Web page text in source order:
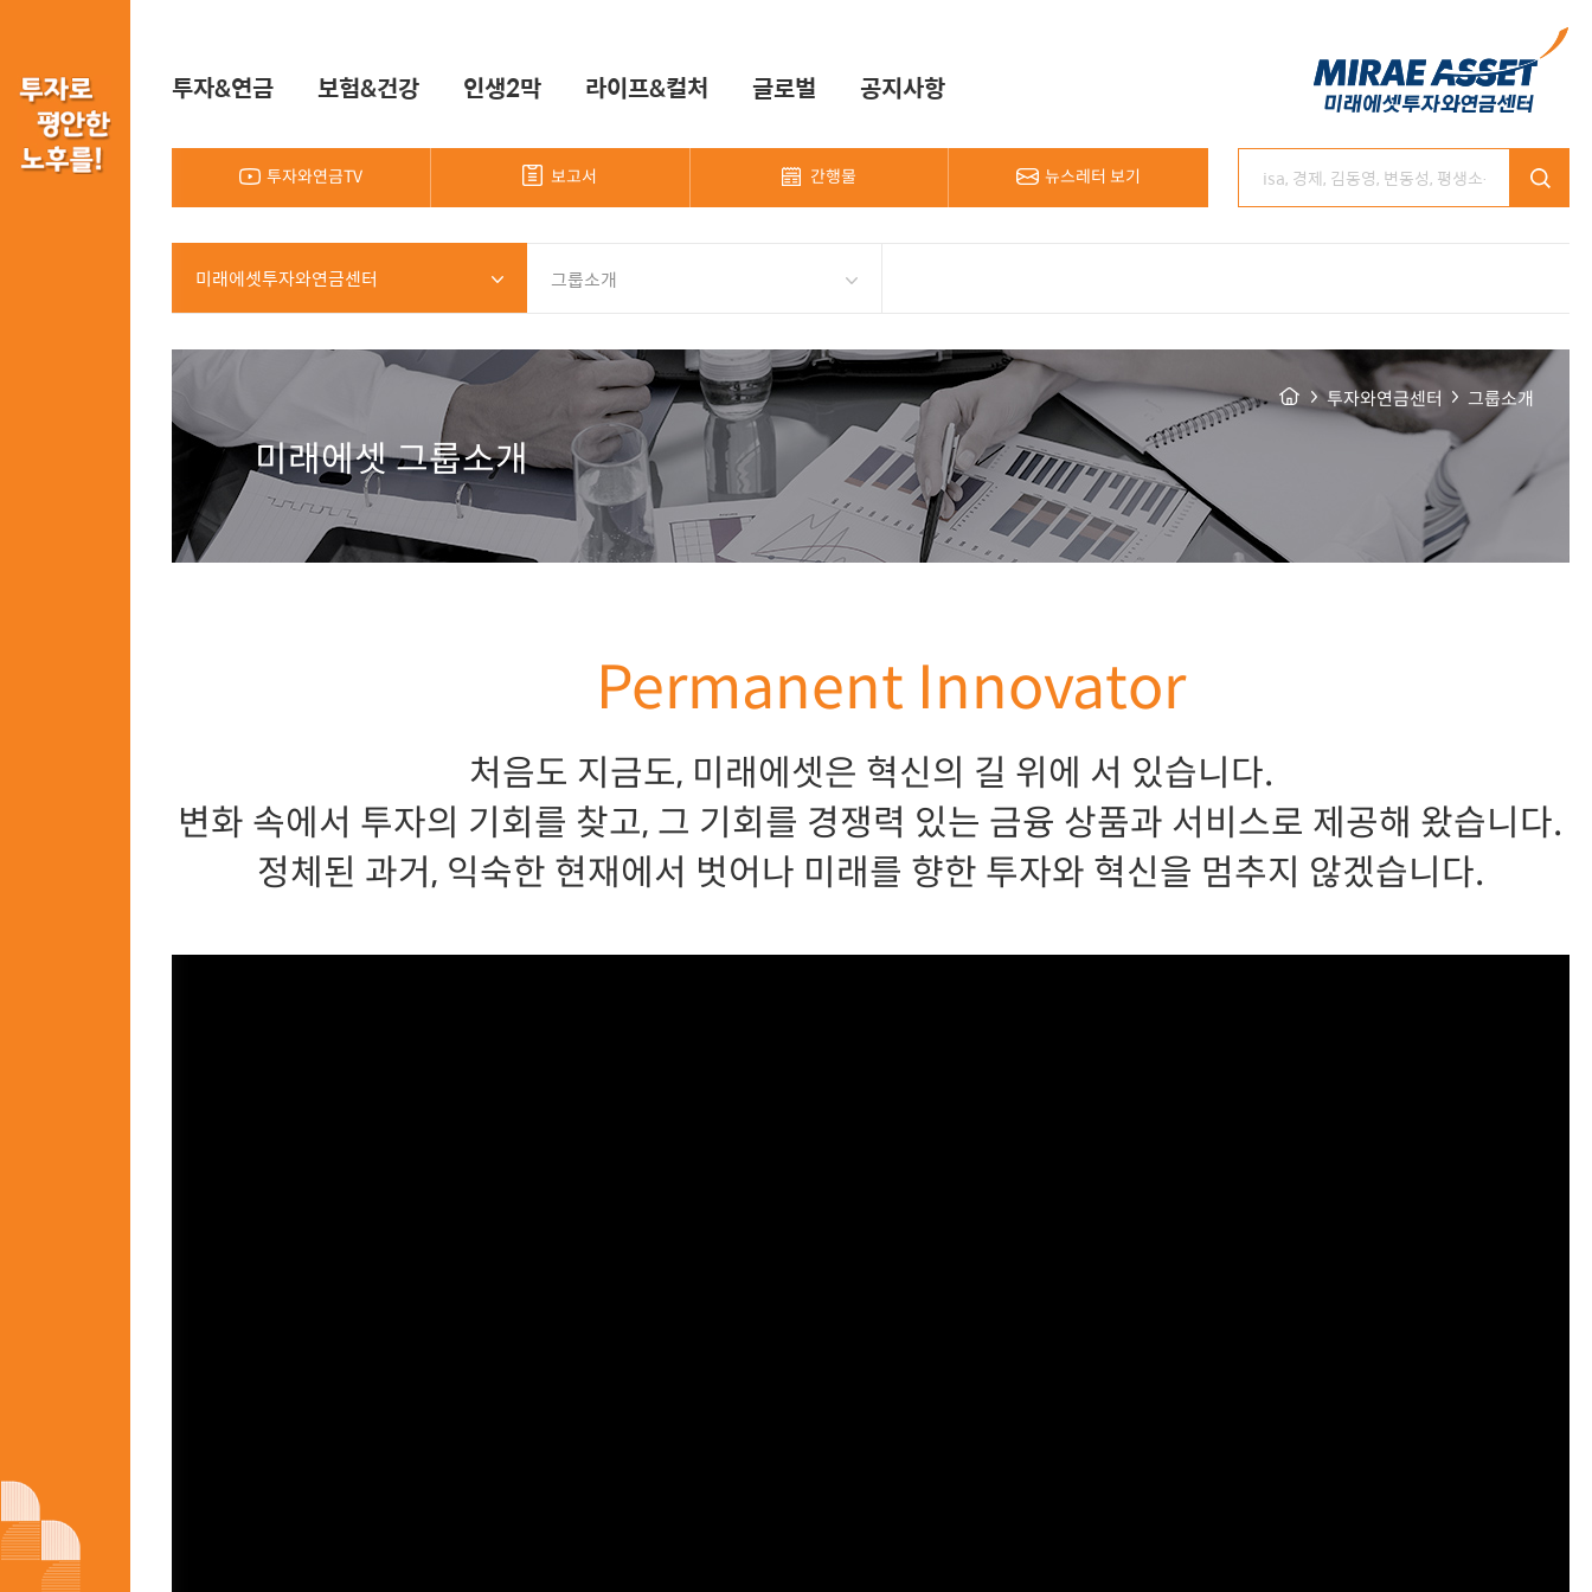
투자&연금 보험&건강 인생2막 라이프&컬처 글로벌 공지사항
투자와연금TV 보고서 간행물 뉴스레터 보기
미래에셋투자와연금센터 그룹소개
미래에셋 그룹소개
투자와연금센터 그룹소개
Permanent Innovator
처음도 지금도, 미래에셋은 혁신의 길 위에 서 있습니다.
변화 속에서 투자의 기회를 찾고, 그 기회를 경쟁력 있는 금융 상품과 서비스로 제공해 왔습니다.
정체된 과거, 익숙한 현재에서 벗어나 미래를 향한 투자와 혁신을 멈추지 않겠습니다.